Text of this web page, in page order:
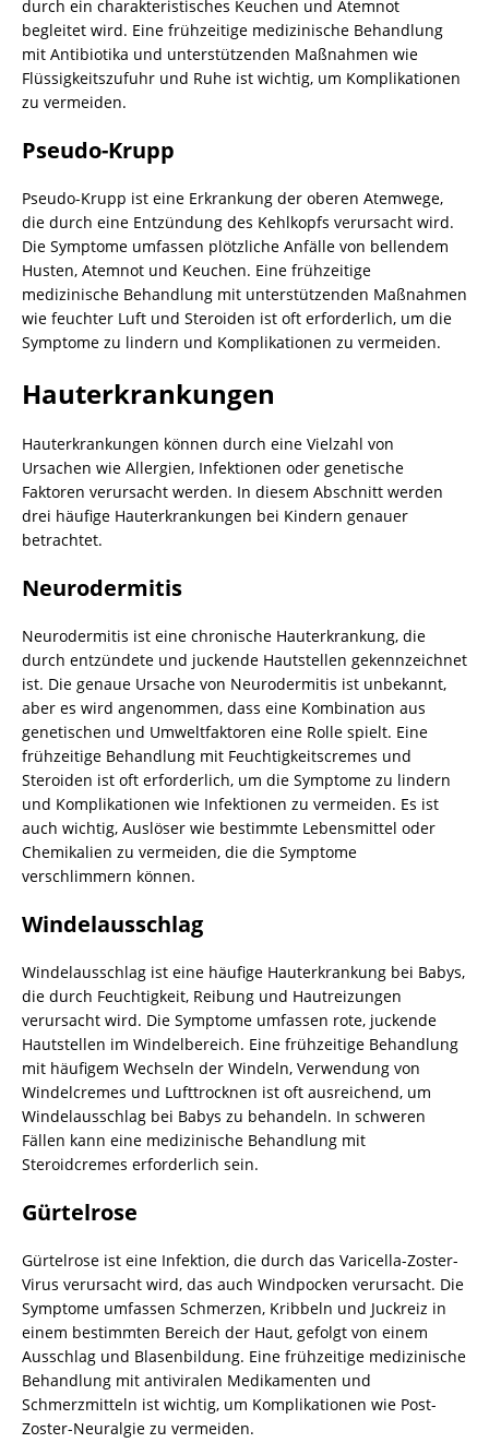
durch ein charakteristisches Keuchen und Atemnot
begleitet wird. Eine frühzeitige medizinische Behandlung
mit Antibiotika und unterstützenden Maßnahmen wie
Flüssigkeitszufuhr und Ruhe ist wichtig, um Komplikationen
zu vermeiden.
Pseudo-Krupp
Pseudo-Krupp ist eine Erkrankung der oberen Atemwege,
die durch eine Entzündung des Kehlkopfs verursacht wird.
Die Symptome umfassen plötzliche Anfälle von bellendem
Husten, Atemnot und Keuchen. Eine frühzeitige
medizinische Behandlung mit unterstützenden Maßnahmen
wie feuchter Luft und Steroiden ist oft erforderlich, um die
Symptome zu lindern und Komplikationen zu vermeiden.
Hauterkrankungen
Hauterkrankungen können durch eine Vielzahl von
Ursachen wie Allergien, Infektionen oder genetische
Faktoren verursacht werden. In diesem Abschnitt werden
drei häufige Hauterkrankungen bei Kindern genauer
betrachtet.
Neurodermitis
Neurodermitis ist eine chronische Hauterkrankung, die
durch entzündete und juckende Hautstellen gekennzeichnet
ist. Die genaue Ursache von Neurodermitis ist unbekannt,
aber es wird angenommen, dass eine Kombination aus
genetischen und Umweltfaktoren eine Rolle spielt. Eine
frühzeitige Behandlung mit Feuchtigkeitscremes und
Steroiden ist oft erforderlich, um die Symptome zu lindern
und Komplikationen wie Infektionen zu vermeiden. Es ist
auch wichtig, Auslöser wie bestimmte Lebensmittel oder
Chemikalien zu vermeiden, die die Symptome
verschlimmern können.
Windelausschlag
Windelausschlag ist eine häufige Hauterkrankung bei Babys,
die durch Feuchtigkeit, Reibung und Hautreizungen
verursacht wird. Die Symptome umfassen rote, juckende
Hautstellen im Windelbereich. Eine frühzeitige Behandlung
mit häufigem Wechseln der Windeln, Verwendung von
Windelcremes und Lufttrocknen ist oft ausreichend, um
Windelausschlag bei Babys zu behandeln. In schweren
Fällen kann eine medizinische Behandlung mit
Steroidcremes erforderlich sein.
Gürtelrose
Gürtelrose ist eine Infektion, die durch das Varicella-Zoster-
Virus verursacht wird, das auch Windpocken verursacht. Die
Symptome umfassen Schmerzen, Kribbeln und Juckreiz in
einem bestimmten Bereich der Haut, gefolgt von einem
Ausschlag und Blasenbildung. Eine frühzeitige medizinische
Behandlung mit antiviralen Medikamenten und
Schmerzmitteln ist wichtig, um Komplikationen wie Post-
Zoster-Neuralgie zu vermeiden.